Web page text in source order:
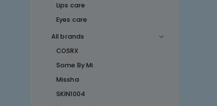
Lips care
Eyes care
All brands
COSRX
Some By Mi
Missha
SKIN1004